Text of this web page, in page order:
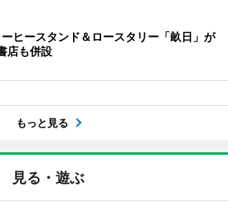
ヒースタンド＆ロースタリー「畝日」が
店も併設
もっと見る
見る・遊ぶ